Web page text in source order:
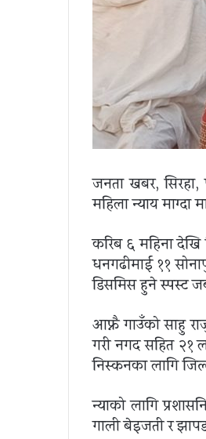
जनता खबर,
महिला न्याय माग्दा
करिब ६ महिना देखि
धनगढीमाई ११
डिसमिस हुने स्पस्ट
आफ्नै गाउँको साहु
गरी नगद सहित २१
निस्कनका लागि
न्याको लागि
गाली बेइजती र